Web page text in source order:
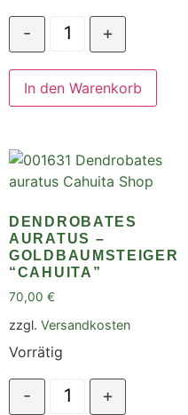
- +
In den Warenkorb
DENDROBATES
AURATUS –
GOLDBAUMSTEIGER
“CAHUITA”
70,00 €
zzgl. Versandkosten
Vorrätig
- +